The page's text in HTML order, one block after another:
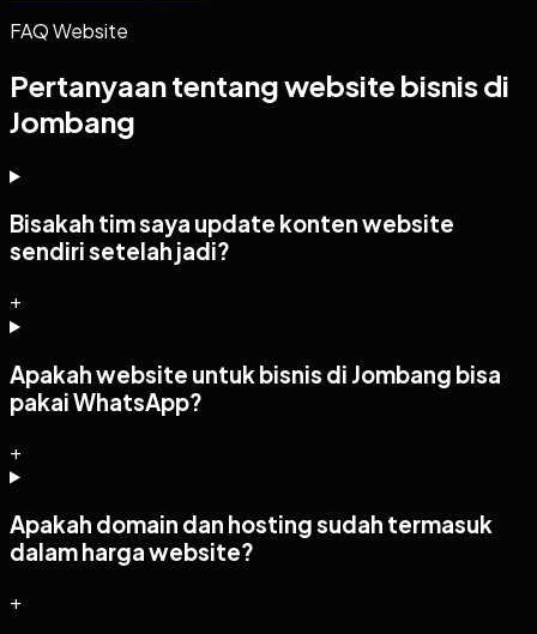
FAQ Website
Pertanyaan tentang website bisnis di
Jombang
Bisakah tim saya update konten website
sendiri setelah jadi?
+
Apakah website untuk bisnis di Jombang bisa
pakai WhatsApp?
+
Apakah domain dan hosting sudah termasuk
dalam harga website?
+